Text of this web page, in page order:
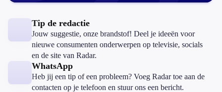
Tip de redactie
Jouw suggestie, onze brandstof! Deel je ideeën voor
nieuwe consumenten onderwerpen op televisie, socials
en de site van Radar.
WhatsApp
Heb jij een tip of een probleem? Voeg Radar toe aan de
contacten op je telefoon en stuur ons een bericht.